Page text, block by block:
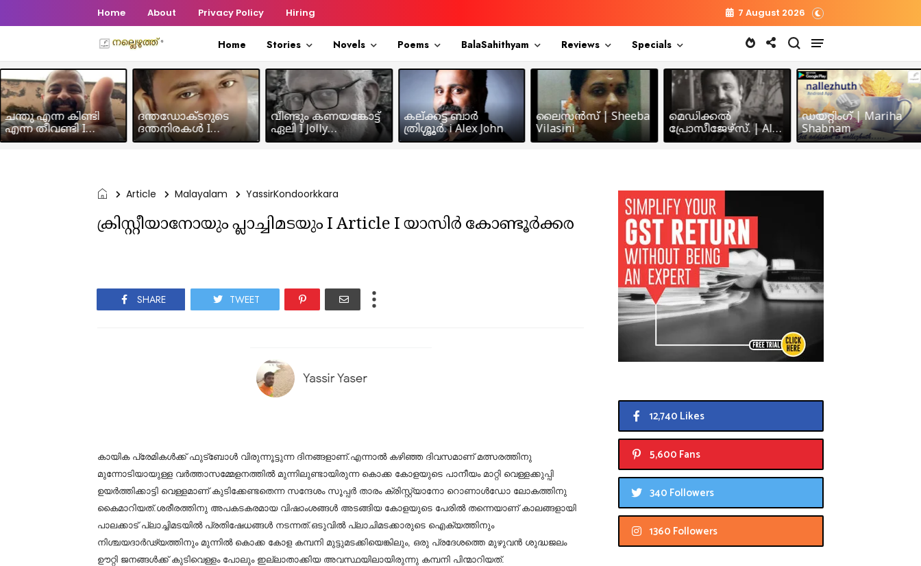
Home About Privacy Policy Hiring 7 August 2026
Home Stories Novels Poems BalaSahithyam Reviews Specials
ചന്തു എന്ന കിണ്ടി
എന്ന തീവണ്ടി I
Humour Story I Rajeev
ദന്തഡോക്ടറുടെ
ദന്തനിരകൾ I
Humour I Hussain MK
വീണ്ടും കണയങ്കോട്ട്
ഏലി I Jolly
Chakramakkil
കല്ക്കട്ട ബാർ
ത്രിശ്ശൂർ. i Alex John
ലൈസൻസ് | Sheeba
Vilasini
മെഡിക്കൽ
പ്രോസീജേഴ്സ്‌. | Alex
John
ഡയറ്റിംഗ് | Mariha
Shabnam
Article Malayalam YassirKondoorkkara
ക്രിസ്റ്റീയാനോയും പ്ലാച്ചിമടയും I Article I യാസിർ കോണ്ടൂർക്കര
SHARE TWEET
കായിക പ്രേമികൾക്ക് ഫുട്ബോൾ വിരുന്നൂട്ടുന്ന ദിനങ്ങളാണ്.എന്നാൽ കഴിഞ്ഞ ദിവസമാണ് മത്സരത്തിനു
മുന്നോടിയായുള്ള വർത്താസമ്മേളനത്തിൽ മുന്നിലുണ്ടായിരുന്ന കൊക്ക കോളയുടെ പാനീയം മാറ്റി വെള്ളക്കുപ്പി
ഉയർത്തിക്കാട്ടി വെള്ളമാണ് കുടിക്കേണ്ടതെന്ന സന്ദേശം സൂപ്പർ താരം ക്രിസ്റ്റ്യാനോ റൊണാൾഡോ ലോകത്തിനു
കൈമാറിയത്.ശരീരത്തിനു അപകടകരമായ വിഷാംശങ്ങൾ അടങ്ങിയ കോളയുടെ പേരിൽ തന്നെയാണ് കാലങ്ങളായി
പാലക്കാട്‌ പ്ലാച്ചിമടയിൽ പ്രതിഷേധങ്ങൾ നടന്നത്.ഒടുവിൽ പ്ലാചിമടക്കാരുടെ ഐക്യത്തിനും
നിശ്ചയദാർഢ്യത്തിനും മുന്നിൽ കൊക്ക കോള കമ്പനി മുട്ടുമടക്കിയെങ്കിലും, ഒരു പ്രദേശത്തെ മുഴുവൻ ശുദ്ധജലം
ഊറ്റി ജനങ്ങൾക്ക് കുടിവെള്ളം പോലും ഇല്ലാതാക്കിയ അവസ്ഥയിലായിരുന്നു കമ്പനി പിന്മാറിയത്.
12,740 Likes
5,600 Fans
340 Followers
1360 Followers